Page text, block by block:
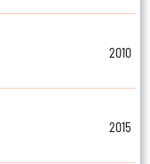
2010
2015